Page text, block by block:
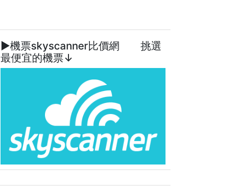
►機票skyscanner比價網 挑選
最便宜的機票↓